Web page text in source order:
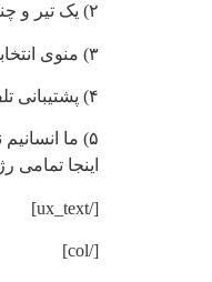
۲) یک تیر و چند نشان: توی این رژیم علاوه بر کاهش وزن، طبع بدنت هم شناسایی و اصلاح میشه و بیماری های مرتبط با تغذیه مثل دیابت، کبد چرب و .. کنترل و درمان می شوند.
۳) منوی انتخابی: توی این رژیم نیاز به تهیه غذای خاص برای هر وعده یا روز هفته نداری و هر غذایی که بخواهی رو انتخاب می کنی.
۴) پشتیبانی تلفنی: توی این رژیم یک همراه و پشتیبان داری که همیشه در کنارته و حواسش به تو هست
۵) ما انسانیم نه ربات: ما انسانیم با خواسته ها و خصوصیات منحصر به فرد و مخصوص به خودمان. پس فقط یک انسان میتونه ما رو درک کنه ن یک ربات.
اینجا
[/ux_text]
[/col]